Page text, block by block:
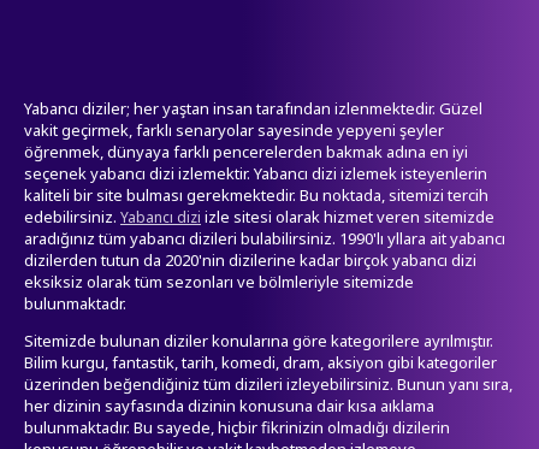
Yabancı diziler; her yaştan insan tarafından izlenmektedir. Güzel
vakit geçirmek, farklı senaryolar sayesinde yepyeni şeyler
öğrenmek, dünyaya farklı pencerelerden bakmak adına en iyi
seçenek yabancı dizi izlemektir. Yabancı dizi izlemek isteyenlerin
kaliteli bir site bulması gerekmektedir. Bu noktada, sitemizi tercih
edebilirsiniz. Yabancı dizi izle sitesi olarak hizmet veren sitemizde
aradığınız tüm yabancı dizileri bulabilirsiniz. 1990'lı yllara ait yabancı
dizilerden tutun da 2020'nin dizilerine kadar birçok yabancı dizi
eksiksiz olarak tüm sezonları ve bölmleriyle sitemizde
bulunmaktadr.
Sitemizde bulunan diziler konularına göre kategorilere ayrılmıştır.
Bilim kurgu, fantastik, tarih, komedi, dram, aksiyon gibi kategoriler
üzerinden beğendiğiniz tüm dizileri izleyebilirsiniz. Bunun yanı sıra,
her dizinin sayfasında dizinin konusuna dair kısa aıklama
bulunmaktadır. Bu sayede, hiçbir fikrinizin olmadığı dizilerin